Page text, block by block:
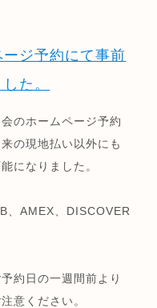
ジ予約にて事前
た。
のホームページ予約
の現地払い以外にも
になりました。
、AMEX、DISCOVER
約日の一週間前より
意ください。